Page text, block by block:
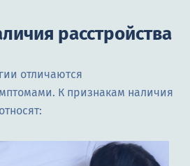
расстройства
отличаются
К признакам наличия